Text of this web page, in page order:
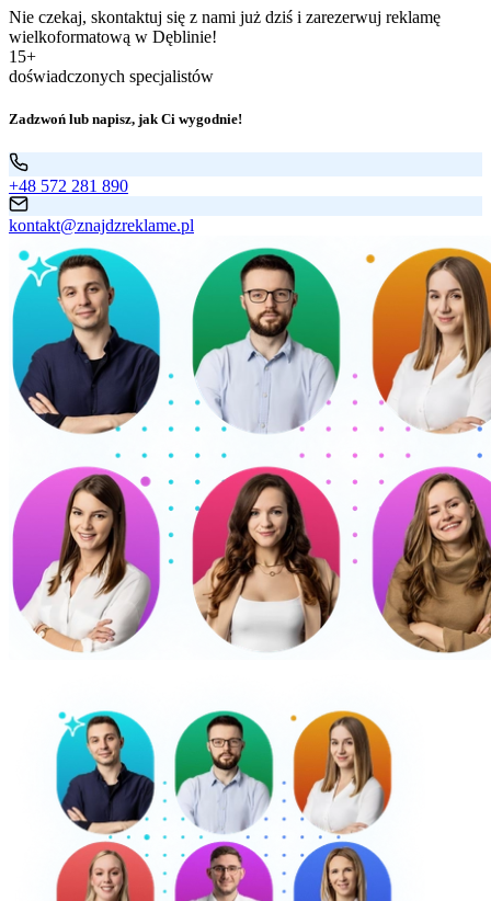
Nie czekaj, skontaktuj się z nami już dziś i zarezerwuj reklamę
wielkoformatową w Dęblinie!
15+
doświadczonych specjalistów
Zadzwoń lub napisz, jak Ci wygodnie!
+48 572 281 890
kontakt@znajdzreklame.pl